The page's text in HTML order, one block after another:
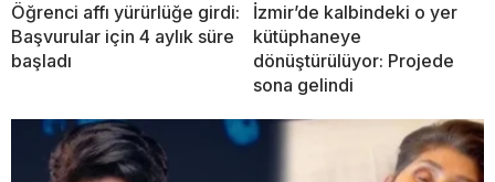
Öğrenci affı yürürlüğe girdi:
Başvurular için 4 aylık süre
başladı
İzmir’de kalbindeki o yer
kütüphaneye
dönüştürülüyor: Projede
sona gelindi